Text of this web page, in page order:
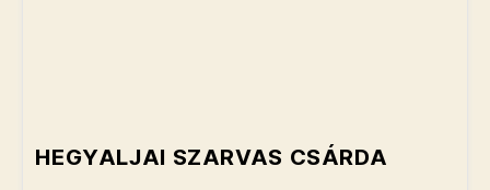
HEGYALJAI SZARVAS CSÁRDA